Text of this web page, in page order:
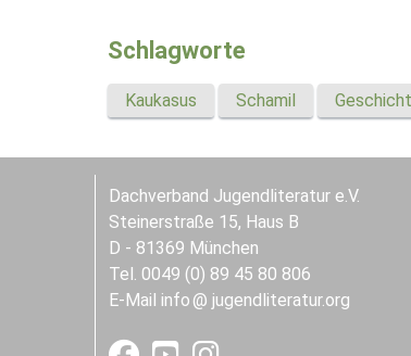
Schlagworte
Kaukasus Schamil
Dachverband Jugendliteratur e.V.
Steinerstraße 15, Haus B
D - 81369 München
Tel. 0049 (0) 89 45 80 806
E-Mail info jugendliteratur.org